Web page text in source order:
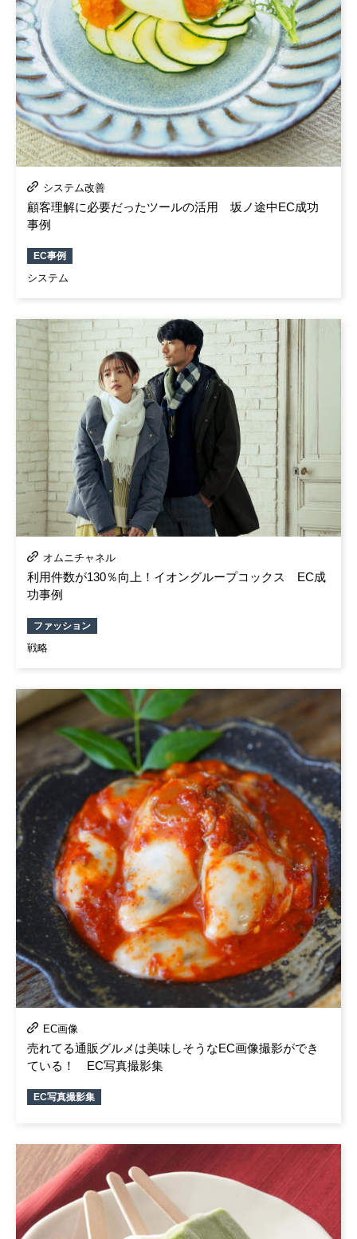
システム改善
顧客理解に必要だったツールの活用 坂ノ途中EC成功
事例
EC事例
システム
オムニチャネル
利用件数が130％向上！イオングループコックス EC成
功事例
ファッション
戦略
EC画像
売れてる通販グルメは美味しそうなEC画像撮影ができ
ている！ EC写真撮影集
EC写真撮影集